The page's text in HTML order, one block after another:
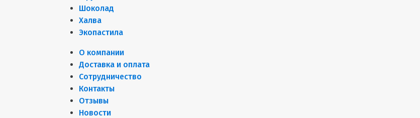
Шоколад
Халва
Экопастила
О компании
Доставка и оплата
Сотрудничество
Контакты
Отзывы
Новости